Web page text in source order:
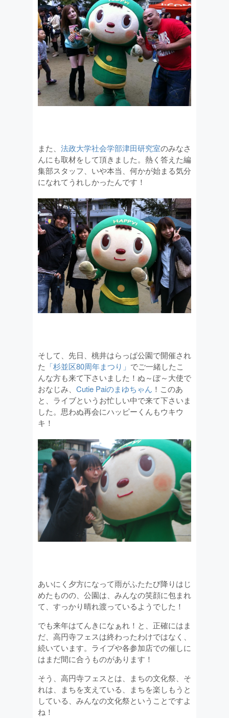
また、 法政大学社会学部津田研究室のみなさ
んにも取材をして頂きました。熱く答えた編
集部スタッフ、いや本当、何かが始まる気分
になれてうれしかったんです！
そして、先日、桃井はらっぱ公園で開催され
た 「杉並区80周年まつり」 でご一緒したこ
んな方も来て下さいました！ ぬ～ぼ～大使で
おなじみ、 Cutie Paiのまゆちゃん ！このあ
と、ライブというお忙しい中で来て下さいま
した。思わぬ再会にハッピーくんもウキウ
キ！
あいにく夕方になって雨がふたたび降りはじ
めたものの、公園は、みんなの笑顔に包まれ
て、すっかり晴れ渡っているようでした！
でも来年はてんきになぁれ！と、正確にはま
だ、高円寺フェスは終わったわけではなく、
続いています。ライブや各参加店での催しに
はまだ間に合うものがあります！
そう、高円寺フェスとは、まちの文化祭、そ
れは、まちを支えている、まちを楽しもうと
している、みんなの文化祭ということですよ
ね！